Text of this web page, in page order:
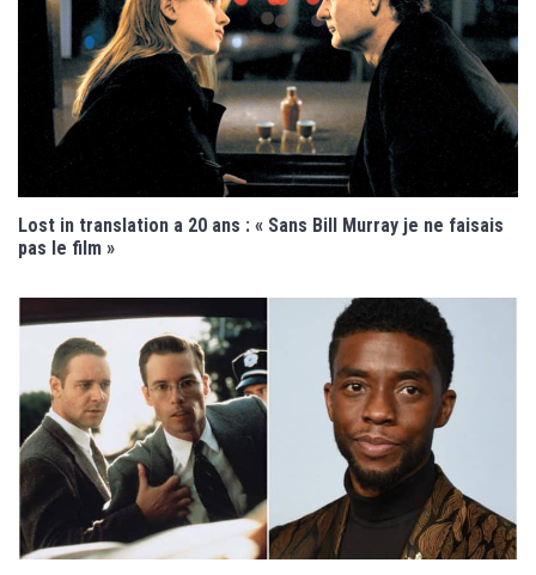
Lost in translation a 20 ans : « Sans Bill Murray je ne faisais
pas le film »